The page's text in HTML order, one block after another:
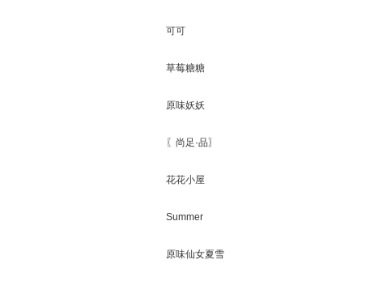
可可
草莓糖糖
原味妖妖
〖尚足·品〗
花花小屋
Summer
原味仙女夏雪